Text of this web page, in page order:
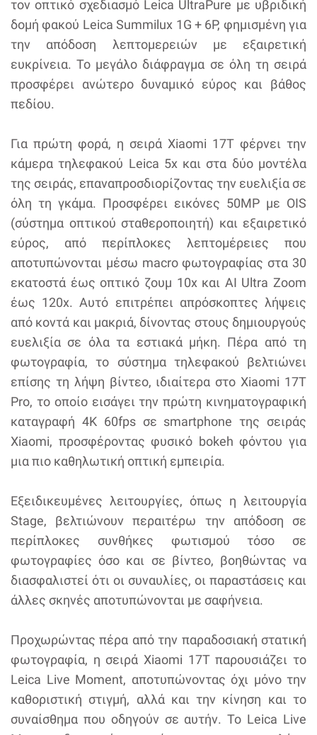
τον οπτικό σχεδιασμό Leica UltraPure με υβριδική
δομή φακού Leica Summilux 1G + 6P, φημισμένη για
την απόδοση λεπτομερειών με εξαιρετική
ευκρίνεια. Το μεγάλο διάφραγμα σε όλη τη σειρά
προσφέρει ανώτερο δυναμικό εύρος και βάθος
πεδίου.
Για πρώτη φορά, η σειρά Xiaomi 17T φέρνει την
κάμερα τηλεφακού Leica 5x και στα δύο μοντέλα
της σειράς, επαναπροσδιορίζοντας την ευελιξία σε
όλη τη γκάμα. Προσφέρει εικόνες 50MP με OIS
(σύστημα οπτικού σταθεροποιητή) και εξαιρετικό
εύρος, από περίπλοκες λεπτομέρειες που
αποτυπώνονται μέσω macro φωτογραφίας στα 30
εκατοστά έως οπτικό ζουμ 10x και AI Ultra Zoom
έως 120x. Αυτό επιτρέπει απρόσκοπτες λήψεις
από κοντά και μακριά, δίνοντας στους δημιουργούς
ευελιξία σε όλα τα εστιακά μήκη. Πέρα από τη
φωτογραφία, το σύστημα τηλεφακού βελτιώνει
επίσης τη λήψη βίντεο, ιδιαίτερα στο Xiaomi 17T
Pro, το οποίο εισάγει την πρώτη κινηματογραφική
καταγραφή 4K 60fps σε smartphone της σειράς
Xiaomi, προσφέροντας φυσικό bokeh φόντου για
μια πιο καθηλωτική οπτική εμπειρία.
Εξειδικευμένες λειτουργίες, όπως η λειτουργία
Stage, βελτιώνουν περαιτέρω την απόδοση σε
περίπλοκες συνθήκες φωτισμού τόσο σε
φωτογραφίες όσο και σε βίντεο, βοηθώντας να
διασφαλιστεί ότι οι συναυλίες, οι παραστάσεις και
άλλες σκηνές αποτυπώνονται με σαφήνεια.
Προχωρώντας πέρα από την παραδοσιακή στατική
φωτογραφία, η σειρά Xiaomi 17T παρουσιάζει το
Leica Live Moment, αποτυπώνοντας όχι μόνο την
καθοριστική στιγμή, αλλά και την κίνηση και το
συναίσθημα που οδηγούν σε αυτήν. Το Leica Live